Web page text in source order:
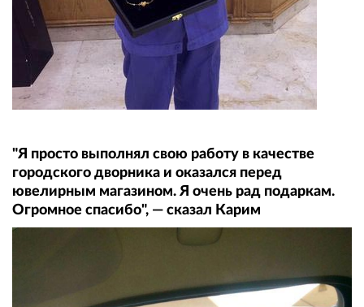
"Я просто выполнял свою работу в качестве
городского дворника и оказался перед
ювелирным магазином. Я очень рад подаркам.
Огромное спасибо", — сказал Карим